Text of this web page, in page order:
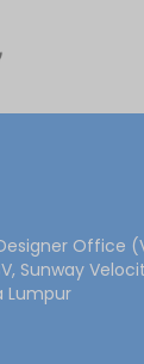
Office
Sunway
Lumpur